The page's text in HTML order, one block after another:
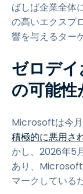
ばしば企業全体
の高いエクスプ
響を与えるター
ゼロデ
の可能
Microsoftは今
積極的に悪用さ
かし、2026年5
あり、Microsoft
マークしている